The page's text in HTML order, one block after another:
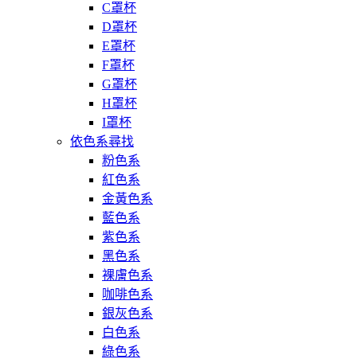
C罩杯
D罩杯
E罩杯
F罩杯
G罩杯
H罩杯
I罩杯
依色系尋找
粉色系
紅色系
金黃色系
藍色系
紫色系
黑色系
裸膚色系
咖啡色系
銀灰色系
白色系
綠色系